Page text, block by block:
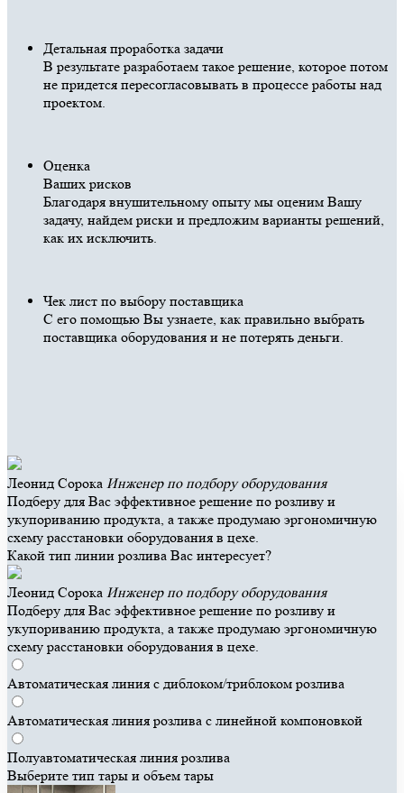
Детальная проработка задачи
В результате разработаем такое решение, которое потом
не придется пересогласовывать в процессе работы над
проектом.
Оценка
Ваших рисков
Благодаря внушительному опыту мы оценим Вашу
задачу, найдем риски и предложим варианты решений,
как их исключить.
Чек лист по выбору поставщика
С его помощью Вы узнаете, как правильно выбрать
поставщика оборудования и не потерять деньги.
Леонид Сорока Инженер по подбору оборудования
Подберу для Вас эффективное решение по розливу и
укупориванию продукта, а также продумаю эргономичную
схему расстановки оборудования в цехе.
Какой тип линии розлива Вас интересует?
Леонид Сорока Инженер по подбору оборудования
Подберу для Вас эффективное решение по розливу и
укупориванию продукта, а также продумаю эргономичную
схему расстановки оборудования в цехе.
Автоматическая линия с диблоком/триблоком розлива
Автоматическая линия розлива с линейной компоновкой
Полуавтоматическая линия розлива
Выберите тип тары и объем тары